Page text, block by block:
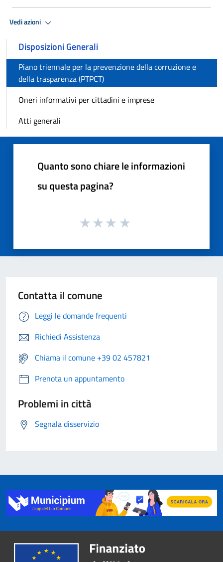
Vedi azioni
Disposizioni Generali
Piano triennale per la prevenzione della corruzione e
della trasparenza (PTPCT)
Oneri informativi per cittadini e imprese
Atti generali
Quanto sono chiare le informazioni
su questa pagina?
Contatta il comune
Leggi le domande frequenti
Richiedi Assistenza
Chiama il comune +39 02 457821
Prenota un appuntamento
Problemi in città
Segnala disservizio